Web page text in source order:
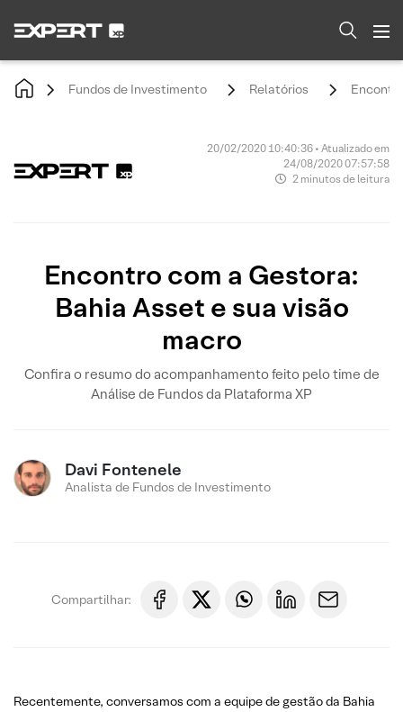
Fundos de Investimento Relatórios
20/02/2020 10:40:36 • Atualizado em
24/08/2020 07:57:58
2 minutos de leitura
Encontro com a Gestora:
Bahia Asset e sua visão
macro
Confira o resumo do acompanhamento feito pelo time de
Análise de Fundos da Plataforma XP
Davi Fontenele
Analista de Fundos de Investimento
Compartilhar:
Recentemente, conversamos com a equipe de gestão da Bahia